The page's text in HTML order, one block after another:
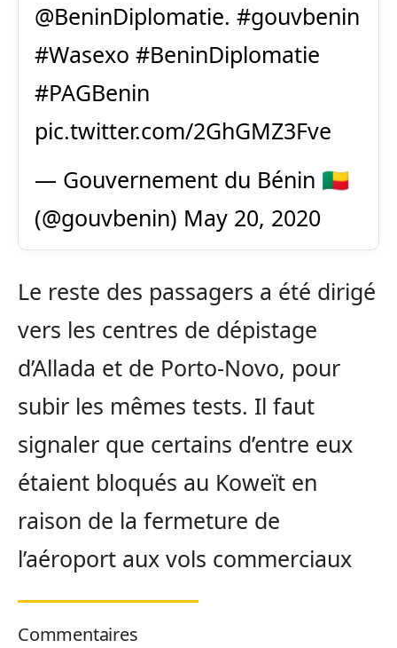
@BeninDiplomatie. #gouvbenin
#Wasexo #BeninDiplomatie
#PAGBenin
pic.twitter.com/2GhGMZ3Fve
— Gouvernement du Bénin 🇧🇯
(@gouvbenin) May 20, 2020
Le reste des passagers a été dirigé
vers les centres de dépistage
d’Allada et de Porto-Novo, pour
subir les mêmes tests. Il faut
signaler que certains d’entre eux
étaient bloqués au Koweït en
raison de la fermeture de
l’aéroport aux vols commerciaux
Commentaires